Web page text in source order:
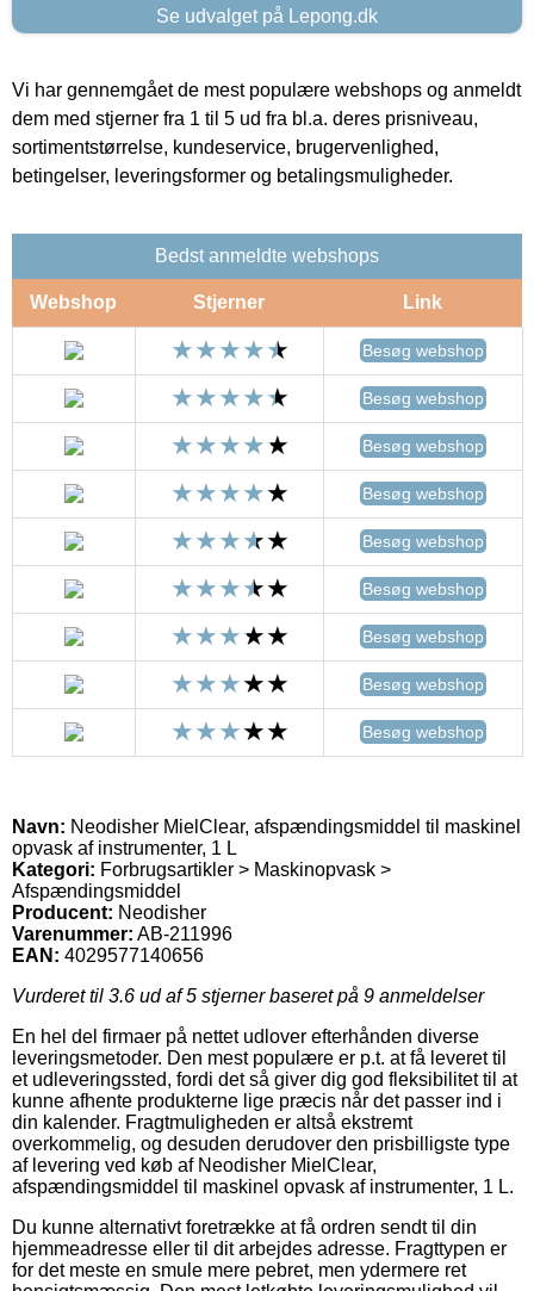
Se udvalget på Lepong.dk
Vi har gennemgået de mest populære webshops og anmeldt
dem med stjerner fra 1 til 5 ud fra bl.a. deres prisniveau,
sortimentstørrelse, kundeservice, brugervenlighed,
betingelser, leveringsformer og betalingsmuligheder.
Bedst anmeldte webshops
Webshop Stjerner Link
Besøg webshop
Besøg webshop
Besøg webshop
Besøg webshop
Besøg webshop
Besøg webshop
Besøg webshop
Besøg webshop
Besøg webshop
Navn: Neodisher MielClear, afspændingsmiddel til maskinel
opvask af instrumenter, 1 L
Kategori: Forbrugsartikler > Maskinopvask >
Afspændingsmiddel
Producent: Neodisher
Varenummer: AB-211996
EAN: 4029577140656
Vurderet til 3.6 ud af 5 stjerner baseret på 9 anmeldelser
En hel del firmaer på nettet udlover efterhånden diverse
leveringsmetoder. Den mest populære er p.t. at få leveret til
et udleveringssted, fordi det så giver dig god fleksibilitet til at
kunne afhente produkterne lige præcis når det passer ind i
din kalender. Fragtmuligheden er altså ekstremt
overkommelig, og desuden derudover den prisbilligste type
af levering ved køb af Neodisher MielClear,
afspændingsmiddel til maskinel opvask af instrumenter, 1 L.
Du kunne alternativt foretrække at få ordren sendt til din
hjemmeadresse eller til dit arbejdes adresse. Fragttypen er
for det meste en smule mere pebret, men ydermere ret